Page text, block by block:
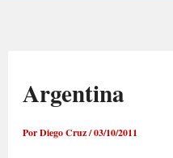
Argentina
PorDiego Cruz/03/10/2011